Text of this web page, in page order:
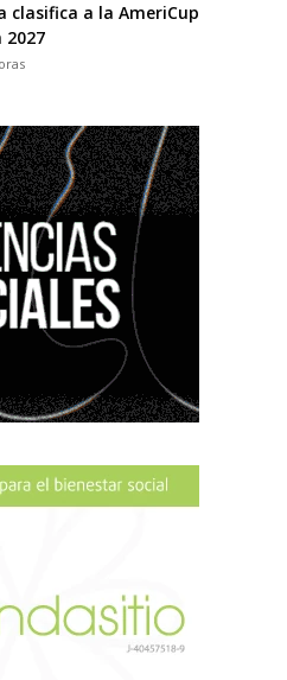
clasifica a la AmeriCup
2027